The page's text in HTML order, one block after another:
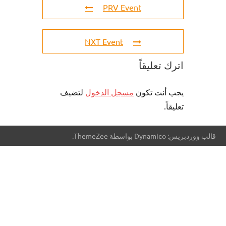
PRV Event
NXT Event
اترك تعليقاً
يجب أنت تكون مسجل الدخول لتضيف
تعليقاً.
قالب ووردبريس: Dynamico بواسطة ThemeZee.